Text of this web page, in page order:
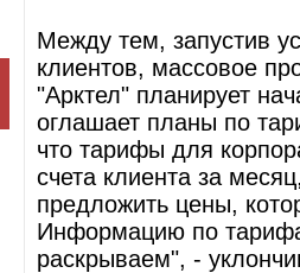
Между тем, запустив
клиентов, массовое
"Арктел" планирует
оглашает планы по
что тарифы для
счета клиента за
предложить цены,
Информацию по
раскрываем", -